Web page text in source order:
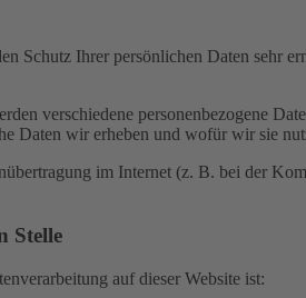
Schutz Ihrer persönlichen Daten sehr
verschiedene personenbezogene
Daten wir erheben und wofür wir sie
im Internet (z. B. bei der
Stelle
auf dieser Website ist: